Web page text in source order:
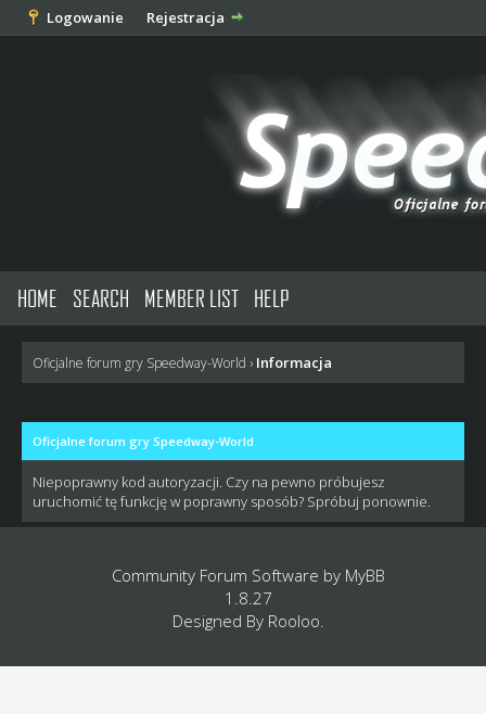
Logowanie Rejestracja
HOME SEARCH MEMBER LIST HELP
Oficjalne forum gry Speedway-World › Informacja
Oficjalne forum gry Speedway-World
Niepoprawny kod autoryzacji. Czy na pewno próbujesz
uruchomić tę funkcję w poprawny sposób? Spróbuj ponownie.
Community Forum Software by MyBB
1.8.27
Designed By Rooloo.